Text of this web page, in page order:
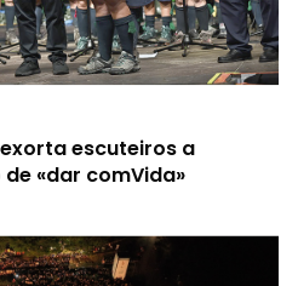
escuteiros a
«dar comVida»